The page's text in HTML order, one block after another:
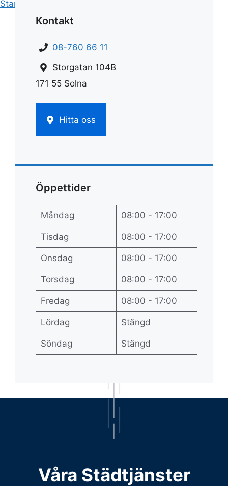
Start
Kontakt
08-760 66 11
Storgatan 104B
171 55 Solna
Hitta oss
Öppettider
Måndag 08:00 - 17:00
Tisdag 08:00 - 17:00
Onsdag 08:00 - 17:00
Torsdag 08:00 - 17:00
Fredag 08:00 - 17:00
Lördag Stängd
Söndag Stängd
Våra Städtjänster